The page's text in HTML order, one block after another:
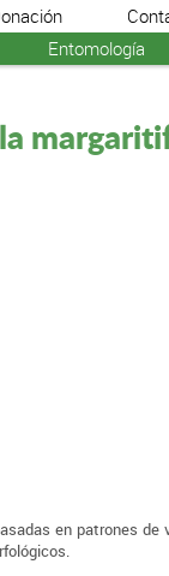
Entomología
en patrones de